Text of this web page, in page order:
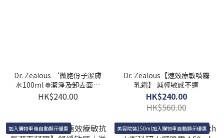
Dr. Zealous ‘微胞份子潔膚
水100ml ❁潔淨及卸去面部
污垢及彩妝
HK$240.00
Dr. Zealous【速效療敏噴霧
乳霜】 減輕敏感不適
HK$240.00
HK$560.00
加入購物車後自動顯示優惠 美容院裝150ml加入購物車自動顯示優惠